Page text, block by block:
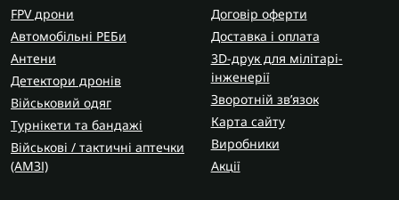
потрібна висока адгезія та надійність.
Прозорий білий
— відзначається чистим і
акуратним склеюванням. Ідеально підходить
для декору, де важливо, щоб клей залишався
непомітним після висихання.
Білий— забезпечує надійне кріплення та
використовується для матеріалів, де важлива
міцність і точність. Добре показує себе у
FPV дрони
Автомобільні РЕБи
Антени
Детектори дронів
Військовий одяг
Турнікети та бандажі
Військові / тактичні аптечки
(AMЗІ)
Договір оферти
Доставка і оплата
3D-друк для мілітарі-
інженерії
Зворотній зв’язок
Карта сайту
Виробники
Акції